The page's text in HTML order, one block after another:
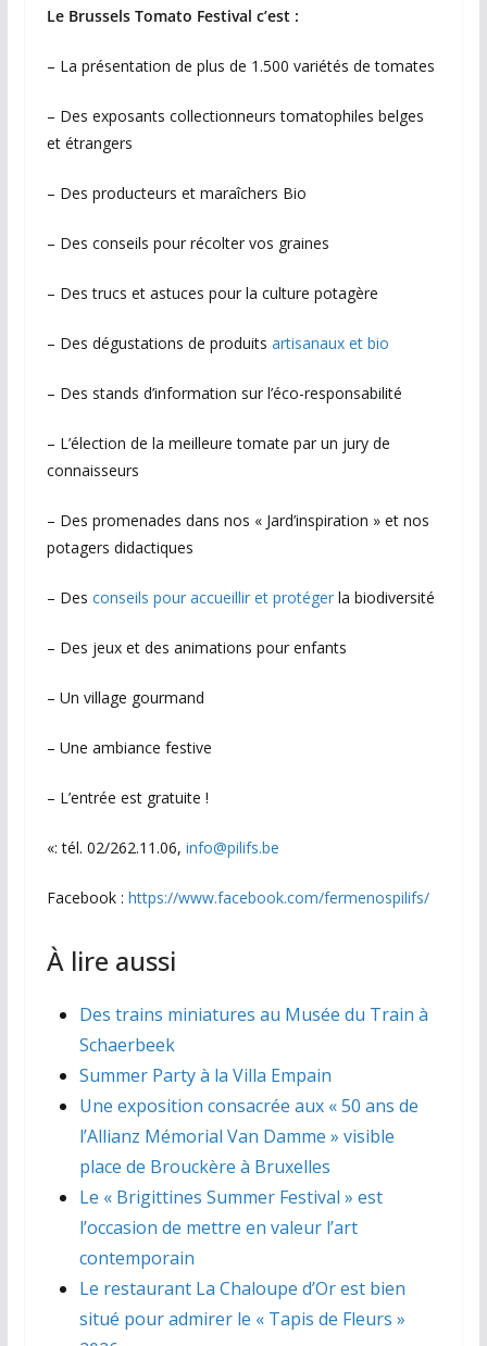
Le Brussels Tomato Festival c’est :
– La présentation de plus de 1.500 variétés de tomates
– Des exposants collectionneurs tomatophiles belges
et étrangers
– Des producteurs et maraîchers Bio
– Des conseils pour récolter vos graines
– Des trucs et astuces pour la culture potagère
– Des dégustations de produits artisanaux et bio
– Des stands d’information sur l’éco-responsabilité
– L’élection de la meilleure tomate par un jury de
connaisseurs
– Des promenades dans nos « Jard’inspiration » et nos
potagers didactiques
– Des conseils pour accueillir et protégerla biodiversité
– Des jeux et des animations pour enfants
– Un village gourmand
– Une ambiance festive
– L’entrée est gratuite !
«: tél. 02/262.11.06, info@pilifs.be
Facebook : https://www.facebook.com/fermenospilifs/
À lire aussi
Des trains miniatures au Musée du Train à
Schaerbeek
Summer Party à la Villa Empain
Une exposition consacrée aux « 50 ans de
l’Allianz Mémorial Van Damme » visible
place de Brouckère à Bruxelles
Le « Brigittines Summer Festival » est
l’occasion de mettre en valeur l’art
contemporain
Le restaurant La Chaloupe d’Or est bien
situé pour admirer le « Tapis de Fleurs »